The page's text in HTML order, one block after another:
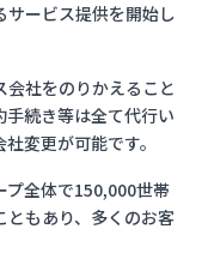
ービス提供を開始し
社をのりかえること
続き等は全て代行い
変更が可能です。
プ全体で150,000世帯
ともあり、多くのお客